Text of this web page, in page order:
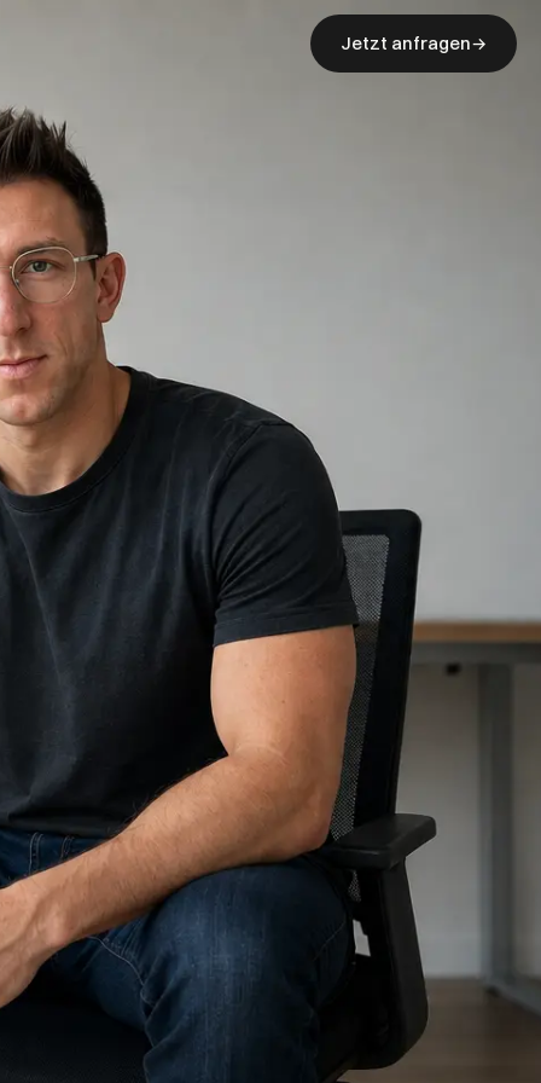
Jetzt anfragen→